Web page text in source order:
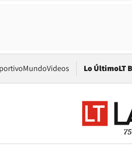
MundoVideos Lo ÚltimoLT